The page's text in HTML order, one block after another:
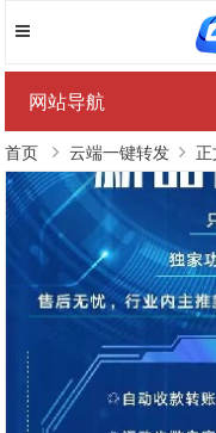
网站导航
首页 云端一键转发 正